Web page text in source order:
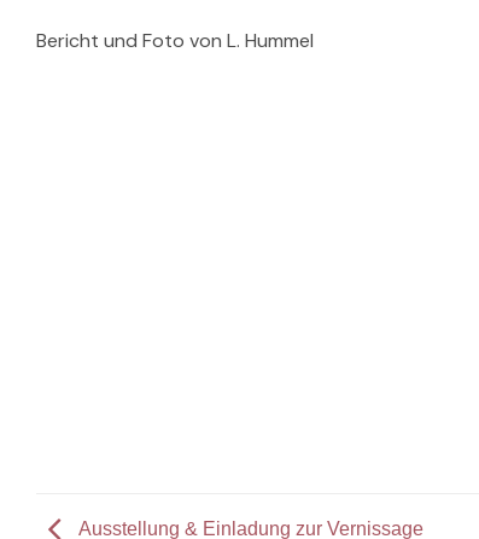
Bericht und Foto von L. Hummel
Ausstellung & Einladung zur Vernissage